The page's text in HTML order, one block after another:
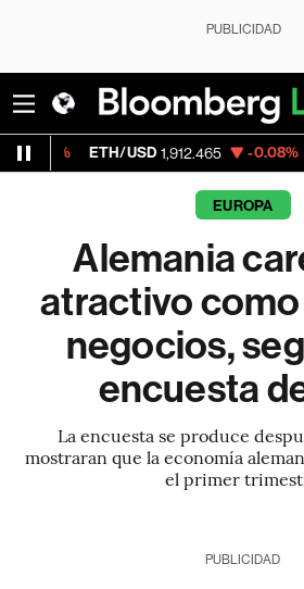
PUBLICIDAD
ETH/USD 1,912.465 -0.08% Visa
EUROPA
Alemania
atractivo
negocios,
encuesta
La encuesta se produce
mostraran que la economía
el primer
PUBLICIDAD